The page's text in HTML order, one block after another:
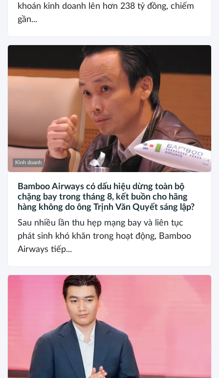
khoán kinh doanh lên hơn 238 tỷ đồng, chiếm
gần...
Kinh doanh
Bamboo Airways có dấu hiệu dừng toàn bộ
chặng bay trong tháng 8, kết buồn cho hãng
hàng không do ông Trịnh Văn Quyết sáng lập?
Sau nhiều lần thu hẹp mạng bay và liên tục
phát sinh khó khăn trong hoạt động, Bamboo
Airways tiếp...